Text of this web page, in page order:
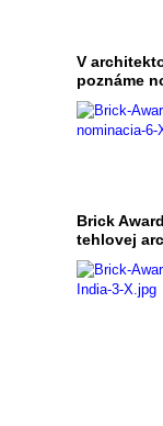
V
poznáme
Brick
tehlovej